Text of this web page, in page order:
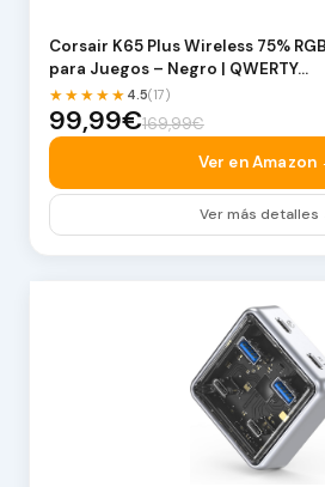
Corsair K65 Plus Wireless 75%
para Juegos – Negro | QWERTY…
★★★★★ 4.5(17)
99,99€169,99€
Ver en Amazon
Ver más detalles